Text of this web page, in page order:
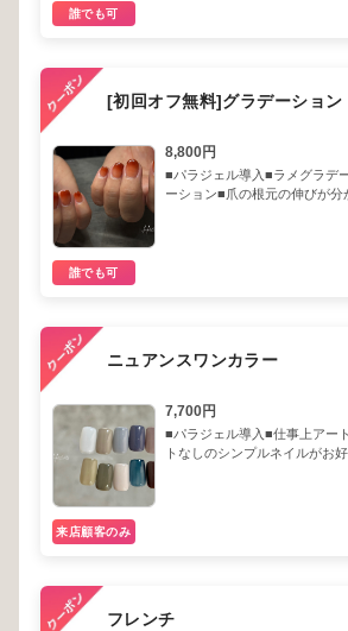
誰でも可
[初回オフ無料]グラデーション
8,800円
■パラジェル導入■ラメグラデ
ーション■爪の根元の伸びが分
誰でも可
ニュアンスワンカラー
7,700円
■パラジェル導入■仕事上アー
トなしのシンプルネイルがお
来店顧客のみ
フレンチ